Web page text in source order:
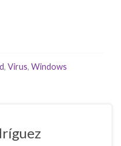
, Virus, Windows